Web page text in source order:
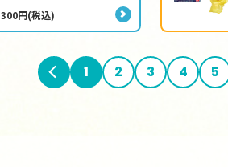
300円(税込)
前へ 1 2 3 4 5